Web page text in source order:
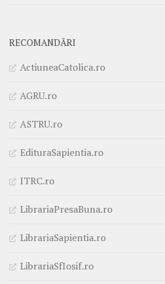
RECOMANDĂRI
ActiuneaCatolica.ro
AGRU.ro
ASTRU.ro
EdituraSapientia.ro
ITRC.ro
LibrariaPresaBuna.ro
LibrariaSapientia.ro
LibrariaSfIosif.ro